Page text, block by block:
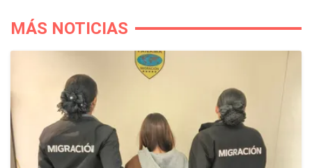
MÁS NOTICIAS